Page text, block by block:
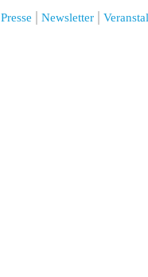
Presse Newsletter